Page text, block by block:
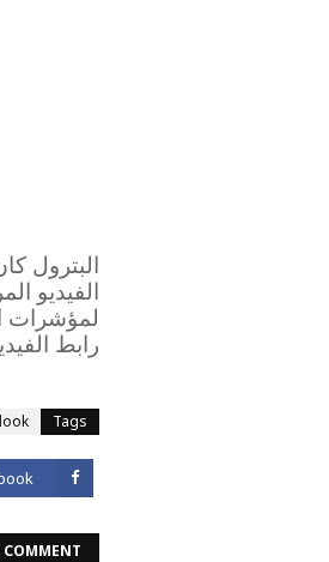
البترول
الفيديو
لمؤشرات
رابط
Tags
COMMENT